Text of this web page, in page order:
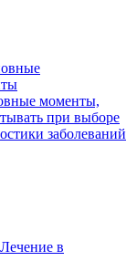
моменты,
при выборе
заболеваний
Лечение в